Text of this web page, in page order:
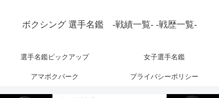
ボクシング 選手名鑑 -戦績一覧- -戦歴一覧-
選手名鑑ピックアップ 女子選手名鑑
アマボクパーク プライバシーポリシー